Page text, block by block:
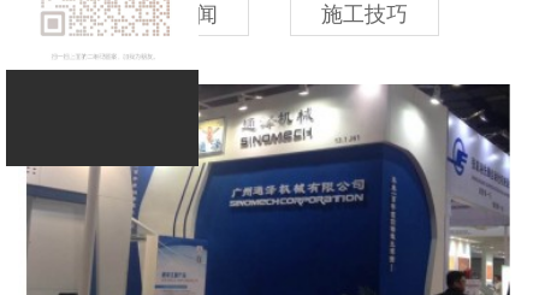
行业新闻 施工技巧